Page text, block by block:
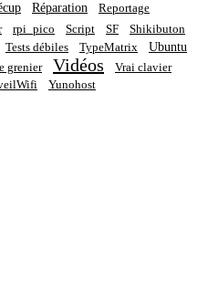
Réparation Reportage
rpi_pico Script SF
Shikibuton
Tests débiles TypeMatrix Ubuntu
grenier Vidéos
Vrai clavier
Yunohost